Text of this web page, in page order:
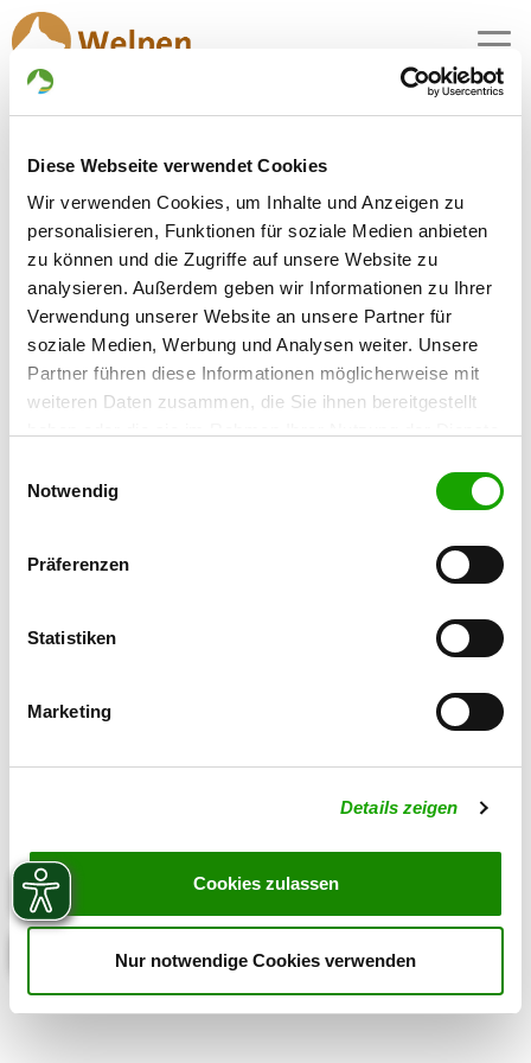
Diese Webseite verwendet Cookies
Wir verwenden Cookies, um Inhalte und Anzeigen zu
personalisieren, Funktionen für soziale Medien anbieten
zu können und die Zugriffe auf unsere Website zu
analysieren. Außerdem geben wir Informationen zu Ihrer
Verwendung unserer Website an unsere Partner für
soziale Medien, Werbung und Analysen weiter. Unsere
Partner führen diese Informationen möglicherweise mit
weiteren Daten zusammen, die Sie ihnen bereitgestellt
Cookies, wenn Sie unsere Webseite weiterhin nutzen.
Notwendig
Präferenzen
Statistiken
Marketing
Details zeigen
Cookies zulassen
Nur notwendige Cookies verwenden
MENU
Puppies for sale in Bruchköbel
Kennel: von der Rosenhecke
Details
Franz-Liszt-Str. 4
63486 Bruchköbel
Puppies for sale